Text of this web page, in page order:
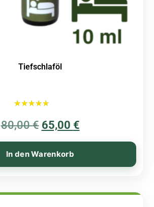
Tiefschlaföl
5.00
von 5
80,00€ 65,00 €
In den Warenkorb